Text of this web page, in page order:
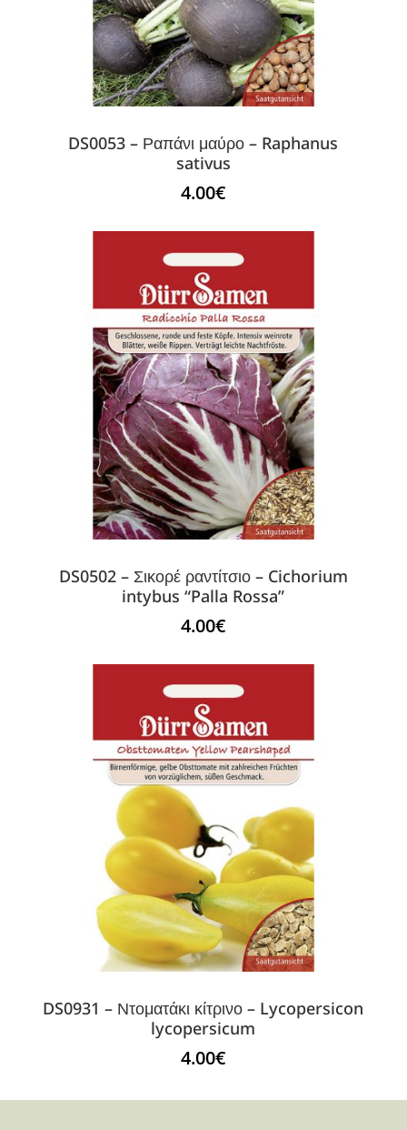
DS0053 – Ραπάνι μαύρο – Raphanus
sativus
4.00€
DS0502 – Σικορέ ραντίτσιο – Cichorium
intybus “Palla Rossa”
4.00€
DS0931 – Ντοματάκι κίτρινο – Lycopersicon
lycopersicum
4.00€